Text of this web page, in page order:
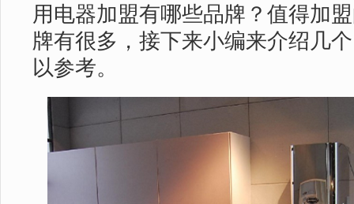
用电器加盟有哪些品牌？值得加
牌有很多，接下来小编来介绍几
以参考。